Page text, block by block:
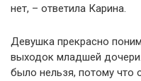
нет, – ответила Карина.
Девушка прекрасно
выходок младшей
было нельзя, потому